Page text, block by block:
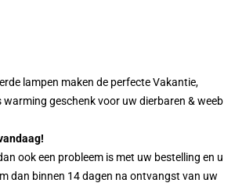
lampen maken de perfecte Vakantie,
warming geschenk voor uw dierbaren & weeb
ook een probleem is met uw bestelling en u
dan binnen 14 dagen na ontvangst van uw